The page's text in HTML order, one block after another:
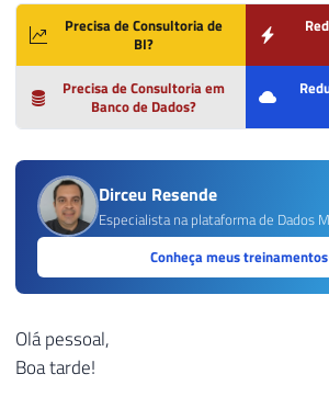
Precisa de Consultoria de
BI?
Precisa de Consultoria em
Banco de Dados?
Dirceu Resende
Especialista na plataforma de Dados
Conheça meus treinamentos
Olá pessoal,
Boa tarde!